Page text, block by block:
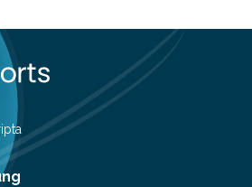
1. Multibanking-Tools: Alle
Viele Banken bieten bereits in
eine Multibanking-Funktion an,
anderen Banken…